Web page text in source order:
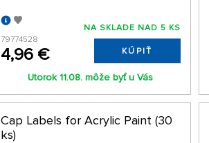
79774528
4,96 €
NA SKLADE NAD 5 KS
KÚPIŤ
Utorok 11.08. môže byť u Vás
Cap Labels for Acrylic Paint (30
ks)